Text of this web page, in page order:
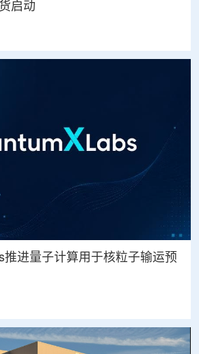
启动
推进量子计算用于核粒子输运预